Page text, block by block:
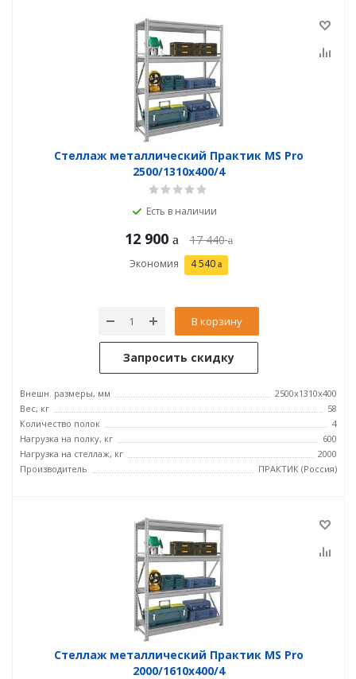
Стеллаж металлический Практик MS Pro
2500/1310x400/4
Есть в наличии
12 900 17 440
Экономия 4 540
В корзину
Запросить скидку
Внешн. размеры, мм
2500x1310x400
Вес, кг
58
Количество полок
4
Нагрузка на полку, кг
600
Нагрузка на стеллаж, кг
2000
Производитель
ПРАКТИК (Россия)
Стеллаж металлический Практик MS Pro
2000/1610x400/4